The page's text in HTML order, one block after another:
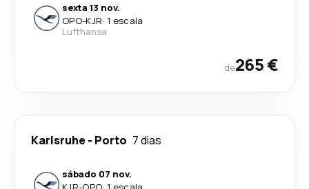
sexta 13 nov.
OPO-KJR· 1 escala
Lufthansa
de265 €
Karlsruhe - Porto 7 dias
sábado 07 nov.